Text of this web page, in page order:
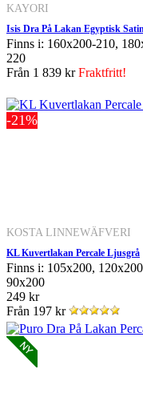
KAYORI
Isis Dra På Lakan Egyptisk
Finns i: 160x200-210,
220
Från 1 839 krFraktfritt!
-21%
KOSTA LINNEWÄFVERI
KL Kuvertlakan Percale Ljusgrå
Finns i: 105x200,
90x200
249 kr
Från 197 kr